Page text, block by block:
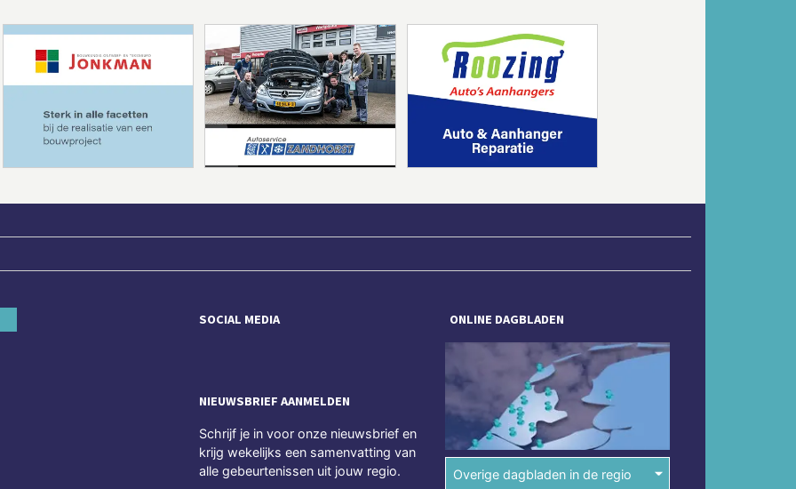
SOCIAL MEDIA
NIEUWSBRIEF AANMELDEN
Schrijf je in voor onze nieuwsbrief en
krijg wekelijks een samenvatting van
alle gebeurtenissen uit jouw regio.
ONLINE DAGBLADEN
Overige dagbladen in de regio